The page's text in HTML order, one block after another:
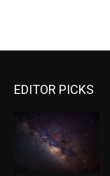
EDITOR PICKS